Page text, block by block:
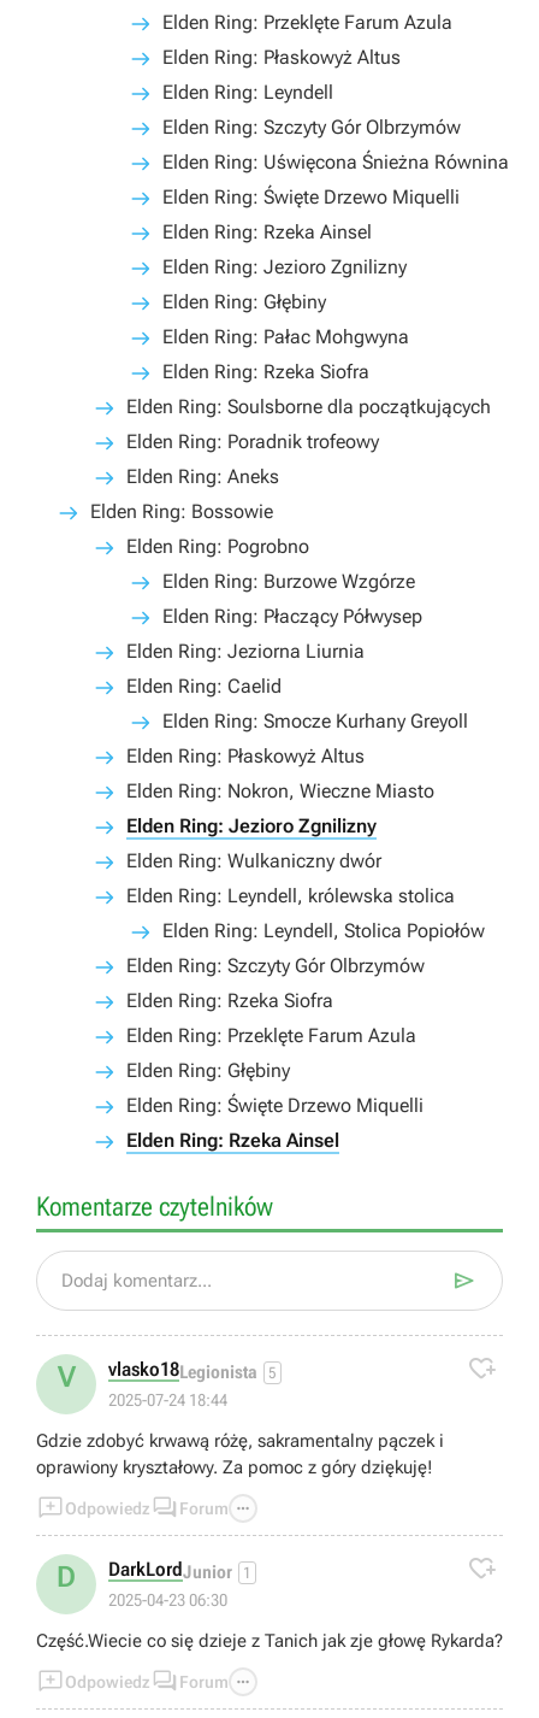
Elden Ring: Przeklęte Farum Azula
Elden Ring: Płaskowyż Altus
Elden Ring: Leyndell
Elden Ring: Szczyty Gór Olbrzymów
Elden Ring: Uświęcona Śnieżna Równina
Elden Ring: Święte Drzewo Miquelli
Elden Ring: Rzeka Ainsel
Elden Ring: Jezioro Zgnilizny
Elden Ring: Głębiny
Elden Ring: Pałac Mohgwyna
Elden Ring: Rzeka Siofra
Elden Ring: Soulsborne dla początkujących
Elden Ring: Poradnik trofeowy
Elden Ring: Aneks
Elden Ring: Bossowie
Elden Ring: Pogrobno
Elden Ring: Burzowe Wzgórze
Elden Ring: Płaczący Półwysep
Elden Ring: Jeziorna Liurnia
Elden Ring: Caelid
Elden Ring: Smocze Kurhany Greyoll
Elden Ring: Płaskowyż Altus
Elden Ring: Nokron, Wieczne Miasto
Elden Ring: Jezioro Zgnilizny
Elden Ring: Wulkaniczny dwór
Elden Ring: Leyndell, królewska stolica
Elden Ring: Leyndell, Stolica Popiołów
Elden Ring: Szczyty Gór Olbrzymów
Elden Ring: Rzeka Siofra
Elden Ring: Przeklęte Farum Azula
Elden Ring: Głębiny
Elden Ring: Święte Drzewo Miquelli
Elden Ring: Rzeka Ainsel
Komentarze czytelników
Dodaj komentarz... 
V vlasko18Legionista 5
2025-07-24 18:44

Gdzie zdobyć krwawą różę, sakramentalny pączek i
oprawiony kryształowy. Za pomoc z góry dziękuję!
Odpowiedz  Forum 
D DarkLordJunior 1
2025-04-23 06:30

Część.Wiecie co się dzieje z Tanich jak zje głowę Rykarda?
Odpowiedz  Forum 